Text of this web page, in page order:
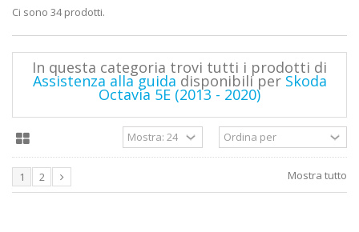
Ci sono 34 prodotti.
In questa categoria trovi tutti i prodotti di
Assistenza alla guida disponibili per Skoda
Octavia 5E (2013 - 2020)
Mostra tutto
1 2